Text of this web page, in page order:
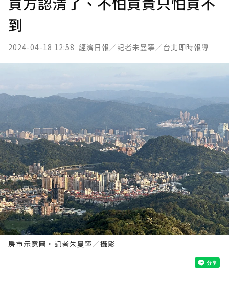
到
2024-04-18 12:58 經濟日報／記者朱曼寧／台北即時報導
房市示意圖。記者朱曼寧／攝影